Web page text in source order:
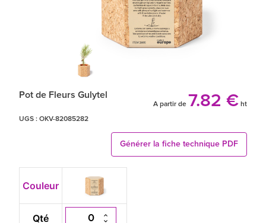
Pot de Fleurs Gulytel
A partir de 7.82 € ht
UGS : OKV-82085282
Générer la fiche technique PDF
Couleur
Qté